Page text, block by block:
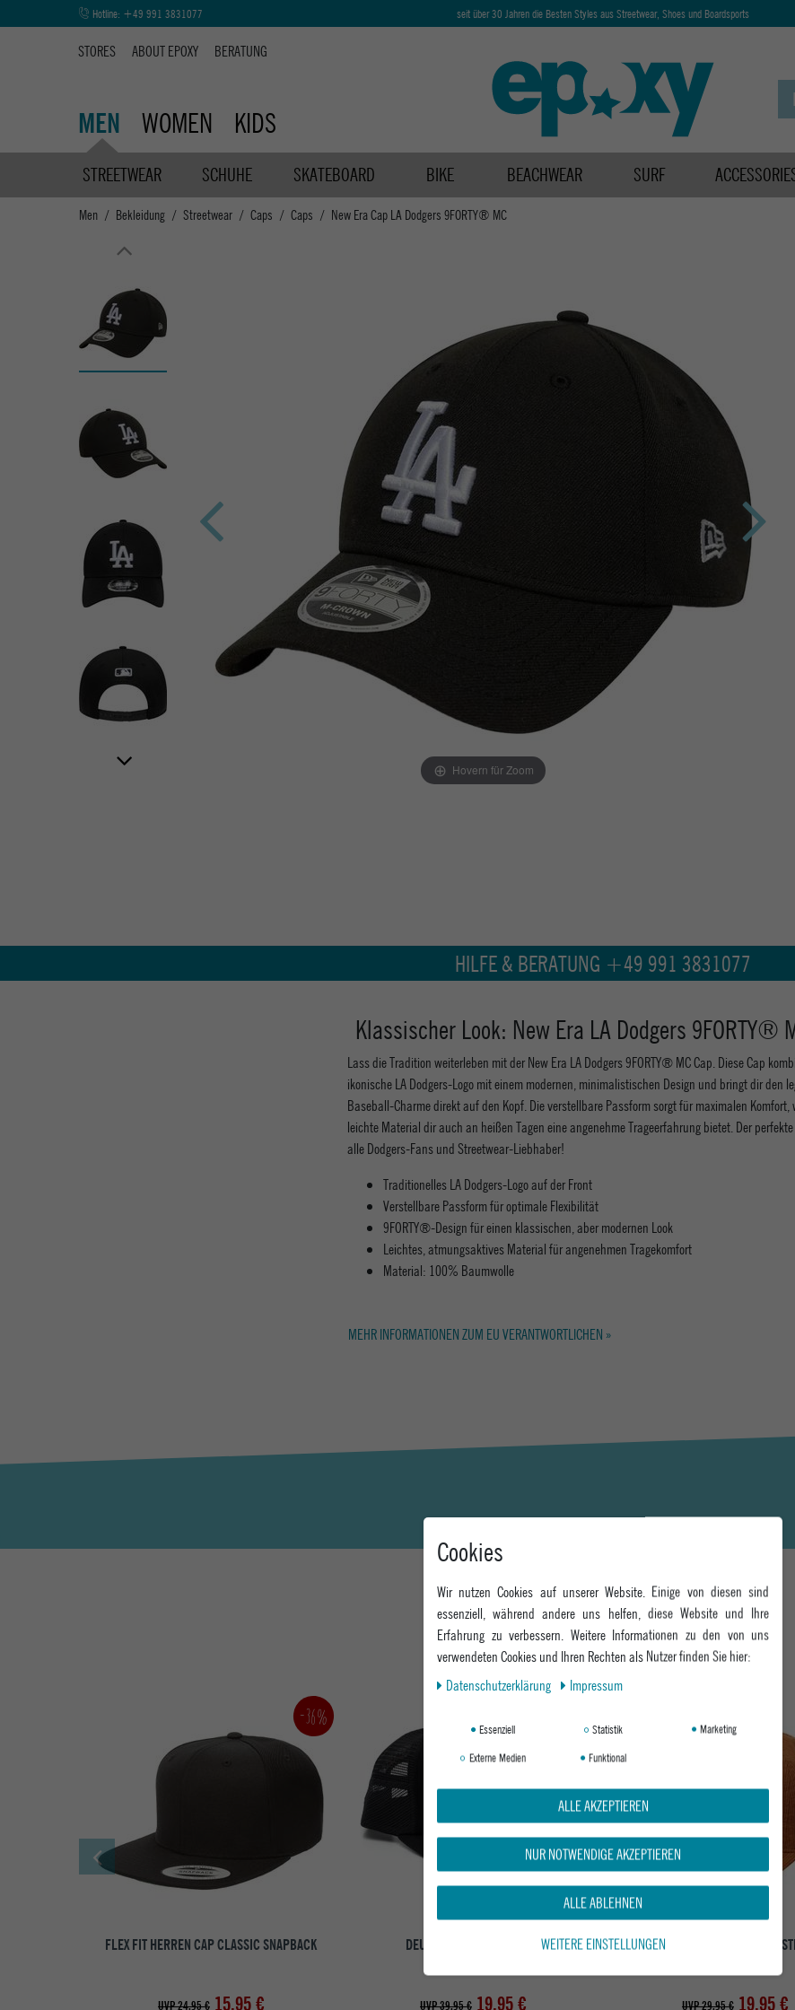
Hotline: +49 991 3831077 seit über 30 Jahren die Besten Styles aus Streetwear, Shoes und Boardsports
STORES ABOUT EPOXY BERATUNG
MEN WOMEN KIDS
STREETWEAR SCHUHE SKATEBOARD BIKE BEACHWEAR SURF
Men Bekleidung Streetwear Caps Caps New Era Cap LA Dodgers 9FORTY® MC
Hovern für Zoom
HILFE & BERATUNG +49 991 3831077
Klassischer Look: New Era LA Dodgers 9FORTY®
Lass die Tradition weiterleben mit der New Era LA Dodgers 9FORTY® MC Cap. Diese Cap
ikonische LA Dodgers-Logo mit einem modernen, minimalistischen Design und bringt dir den
Baseball-Charme direkt auf den Kopf. Die verstellbare Passform sorgt für maximalen
leichte Material dir auch an heißen Tagen eine angenehme Trageerfahrung bietet. Der
alle Dodgers-Fans und Streetwear-Liebhaber!
Traditionelles LA Dodgers-Logo auf der Front
Verstellbare Passform für optimale Flexibilität
9FORTY®-Design für einen klassischen, aber modernen Look
Leichtes, atmungsaktives Material für angenehmen Tragekomfort
Material: 100% Baumwolle
MEHR INFORMATIONEN ZUM EU VERANTWORTLICHEN »
DAS KÖNNTE DIR AUCH GEFALLEN
-36%
FLEX FIT HERREN CAP CLASSIC SNAPBACK
UVP 24,95 € 15,95 €
DEUS CAP MAZEY TRUCKER
UVP 39,95 € 19,95 €
DC HERREN CAP DC CAP STAR
UVP 29,95 € 19,95 €
Cookies
Wir nutzen Cookies auf unserer Website. Einige von diesen sind
essenziell, während andere uns helfen, diese Website und Ihre
Erfahrung zu verbessern. Weitere Informationen zu den von uns
verwendeten Cookies und Ihren Rechten als Nutzer finden Sie hier:
Daten­schutz­erklärung
Impressum
Essenziell Statistik
Marketing
Externe Medien
Funktional
ALLE AKZEPTIEREN
NUR NOTWENDIGE AKZEPTIEREN
ALLE ABLEHNEN
WEITERE EINSTELLUNGEN